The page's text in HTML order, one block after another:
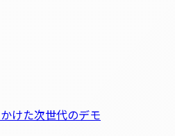
けた次世代のデモ